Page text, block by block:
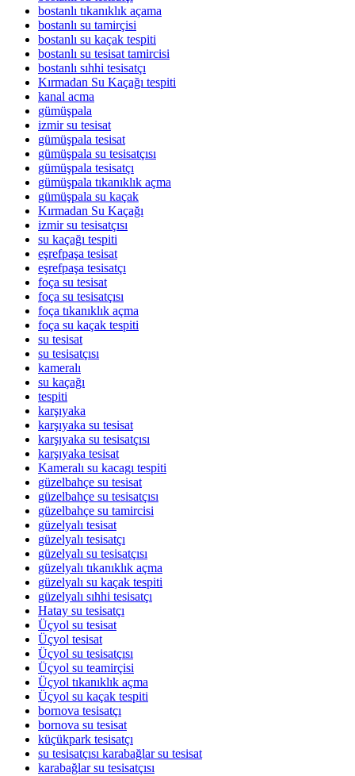
bostanlı tıkanıklık açama
bostanlı su tamirçisi
bostanlı su kaçak tespiti
bostanlı su tesisat tamircisi
bostanlı sıhhi tesisatçı
Kırmadan Su Kaçağı tespiti
kanal acma
gümüşpala
izmir su tesisat
gümüşpala tesisat
gümüşpala su tesisatçısı
gümüşpala tesisatçı
gümüşpala tıkanıklık açma
gümüşpala su kaçak
Kırmadan Su Kaçağı
izmir su tesisatçısı
su kaçağı tespiti
eşrefpaşa tesisat
eşrefpaşa tesisatçı
foça su tesisat
foça su tesisatçısı
foça tıkanıklık açma
foça su kaçak tespiti
su tesisat
su tesisatçısı
kameralı
su kaçağı
tespiti
karşıyaka
karşıyaka su tesisat
karşıyaka su tesisatçısı
karşıyaka tesisat
Kameralı su kacagı tespiti
güzelbahçe su tesisat
güzelbahçe su tesisatçısı
güzelbahçe su tamircisi
güzelyalı tesisat
güzelyalı tesisatçı
güzelyalı su tesisatçısı
güzelyalı tıkanıklık açma
güzelyalı su kaçak tespiti
güzelyalı sıhhi tesisatçı
Hatay su tesisatçı
Üçyol su tesisat
Üçyol tesisat
Üçyol su tesisatçısı
Üçyol su teamirçisi
Üçyol tıkanıklık açma
Üçyol su kaçak tespiti
bornova tesisatçı
bornova su tesisat
küçükpark tesisatçı
su tesisatçısı karabağlar su tesisat
karabağlar su tesisatçısı